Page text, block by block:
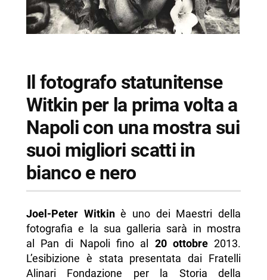
Il fotografo statunitense
Witkin per la prima volta a
Napoli con una mostra sui
suoi migliori scatti in
bianco e nero
Joel-Peter Witkinè uno dei Maestri della
fotografia e la sua galleria sarà in mostra
al Pan di Napoli fino al 20 ottobre2013.
L’esibizione è stata presentata dai Fratelli
Alinari Fondazione per la Storia della